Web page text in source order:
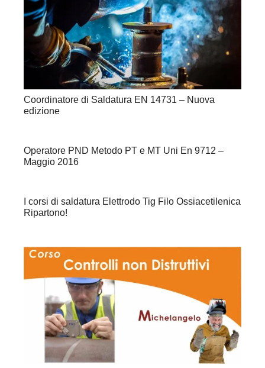
Coordinatore di Saldatura EN 14731 – Nuova
edizione
Operatore PND Metodo PT e MT Uni En 9712 –
Maggio 2016
I corsi di saldatura Elettrodo Tig Filo Ossiacetilenica
Ripartono!